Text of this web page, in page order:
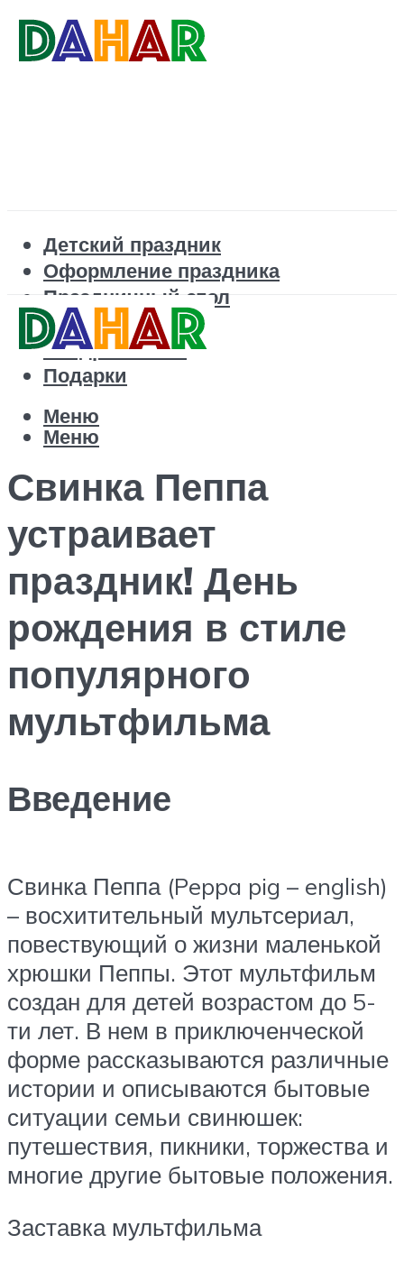
Детский праздник
Оформление праздника
Праздничный стол
Корпоратив
Поздравления
Подарки
Меню
Меню
Свинка Пеппа
устраивает
праздник! День
рождения в стиле
популярного
мультфильма
Введение
Свинка Пеппа (Peppa pig – english)
– восхитительный мультсериал,
повествующий о жизни маленькой
хрюшки Пеппы. Этот мультфильм
создан для детей возрастом до 5-
ти лет. В нем в приключенческой
форме рассказываются различные
истории и описываются бытовые
ситуации семьи свинюшек:
путешествия, пикники, торжества и
многие другие бытовые положения.
Заставка мультфильма